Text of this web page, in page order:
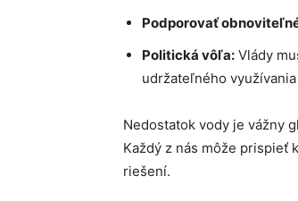
Podporovať
Politická vôľa: Vlády
udržateľného využívania
Nedostatok vody je vážny
Každý z nás môže prispieť
riešení.